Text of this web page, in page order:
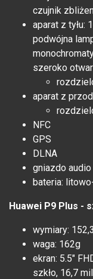
czujnik
aparat z tyłu:
podwójna
szeroko
aparat z
NFC
GPS
DLNA
gniazdo
bateria:
Huawei P9 Plus -
wymiary:
waga: 162g
ekran: 5.5"
szkło, 16,7